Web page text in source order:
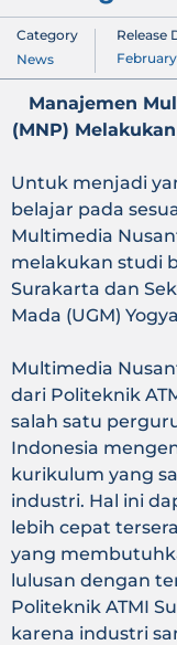
Category
News
Release
Manajemen
(MNP)
Untuk menjadi
belajar pada
Multimedia
melakukan studi
Surakarta dan
Mada (UGM)
Multimedia
dari Politeknik
salah satu
Indonesia
kurikulum yang
industri. Hal ini
lebih cepat
yang
lulusan dengan
Politeknik ATMI
karena industri